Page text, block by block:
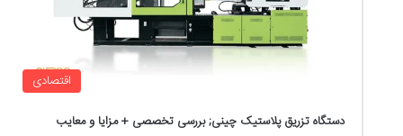
اقتصادی
دستگاه تزریق پلاستیک چینی; بررسی تخصصی + مزایا و معایب